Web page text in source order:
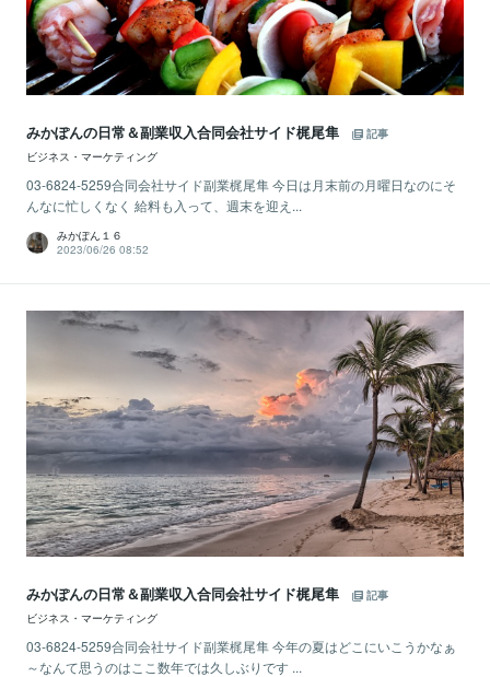
みかぽんの日常＆副業収入合同会社サイド梶尾隼
記事
ビジネス・マーケティング
03-6824-5259合同会社サイド副業梶尾隼 今日は月末前の月曜日なのにそ
んなに忙しくなく 給料も入って、週末を迎え...
みかぽん１６
2023/06/26 08:52
みかぽんの日常＆副業収入合同会社サイド梶尾隼
記事
ビジネス・マーケティング
03-6824-5259合同会社サイド副業梶尾隼 今年の夏はどこにいこうかなぁ
～なんて思うのはここ数年では久しぶりです ...